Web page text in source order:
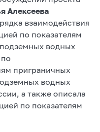
Алексеева
взаимодействия
по показателям
водных
приграничных
водных
а также описала
по показателям